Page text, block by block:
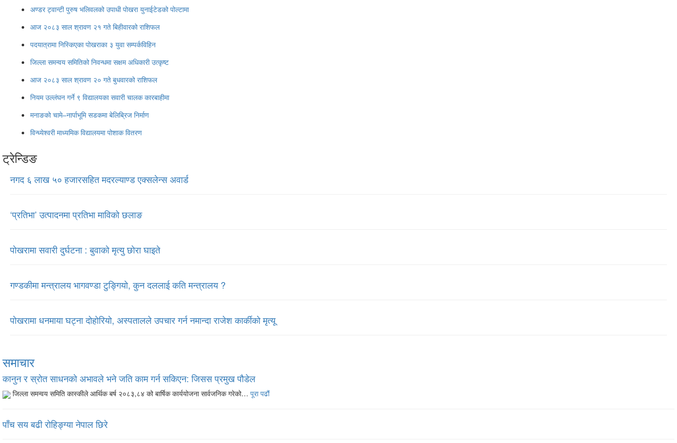
अण्डर ट्वान्टी पुरुष भलिवलको उपाधी पोखरा युनाईटेडको पोल्टामा
आज २०८३ साल श्रावण २१ गते बिहीवारको राशिफल
पदयात्रामा निस्किएका पोखराका ३ युवा सम्पर्कविहिन
जिल्ला समन्वय समितिको निवन्धमा सक्षम अधिकारी उत्कृष्ट
आज २०८३ साल श्रावण २० गते बुधवारको राशिफल
नियम उल्लंघन गर्ने ९ विद्यालयका सवारी चालक कारबाहीमा
मनाङको चामे–नार्पाभूमि सडकमा बेलिब्रिज निर्माण
विन्ध्येश्वरी माध्यमिक विद्यालयमा पोशाक वितरण
ट्रेन्डिङ
नगद ६ लाख ५० हजारसहित मदरल्याण्ड एक्सलेन्स अवार्ड
‘प्रतिभा’ उत्पादनमा प्रतिभा माविको छलाङ
पोखरामा सवारी दुर्घटना : बुवाको मृत्यु छोरा घाइते
गण्डकीमा मन्त्रालय भागवण्डा टुङ्गियो, कुन दललाई कति मन्त्रालय ?
पोखरामा धनमाया घट्ना दोहोरियो, अस्पतालले उपचार गर्न नमान्दा राजेश कार्कीको मृत्यू
समाचार
कानुन र स्रोत साधनको अभावले भने जति काम गर्न सकिएन: जिसस प्रमुख पौडेल
जिल्ला समन्वय समिति कास्कीले आर्थिक बर्ष २०८३,८४ को बार्षिक कार्ययोजना सार्वजनिक गरेको… पूरा पढौं
पाँच सय बढी रोहिङ्ग्या नेपाल छिरे